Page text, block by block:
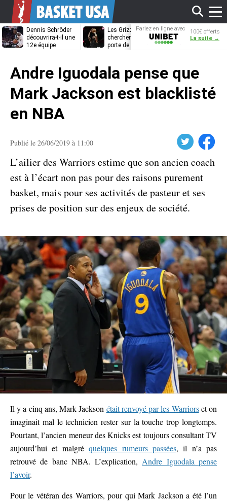
menu
Dennis Schröder
découvrira-t-il une
12e équipe
Les Grizzlies
cherchent déjà une
porte de sortie
Dwane Casey
bientôt coach
Pariez en ligne avec
Unibet
100€ offerts
La suite →
Andre Iguodala pense que
Mark Jackson est blacklisté
en NBA
Publié le 26/06/2019 à 11:00 Facebook
L’ailier des Warriors estime que son ancien coach
est à l’écart non pas pour des raisons purement
basket, mais pour ses activités de pasteur et ses
prises de position sur des enjeux de société.
Il y a cinq ans, Mark Jackson était renvoyé par les Warriorset on
imaginait mal le technicien rester sur la touche trop longtemps.
Pourtant, l’ancien meneur des Knicks est toujours consultant TV
aujourd’hui et malgréquelques rumeurs passées, il n’a pas
retrouvé de banc NBA. L’explication,Andre Iguodala pense
l’avoir.
Pour le vétéran des Warriors, pour qui Mark Jackson a été l’un